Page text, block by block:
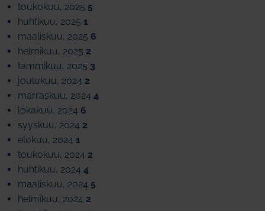
toukokuu, 2025 5
huhtikuu, 2025 1
maaliskuu, 2025 6
helmikuu, 2025 2
tammikuu, 2025 3
joulukuu, 2024 2
marraskuu, 2024 4
lokakuu, 2024 6
syyskuu, 2024 2
elokuu, 2024 1
toukokuu, 2024 2
huhtikuu, 2024 4
maaliskuu, 2024 5
helmikuu, 2024 2